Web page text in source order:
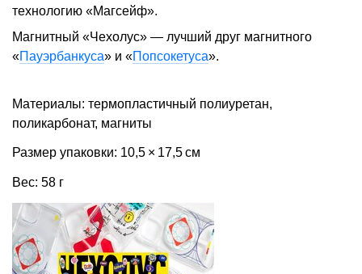
технологию «Магсейф».
Магнитный «Чехолус» — лучший друг магнитного
«Пауэрбанкуса» и «Попсокетуса».
Материалы: термопластичный полиуретан,
поликарбонат, магниты
Размер упаковки: 10,5 × 17,5 см
Вес: 58 г